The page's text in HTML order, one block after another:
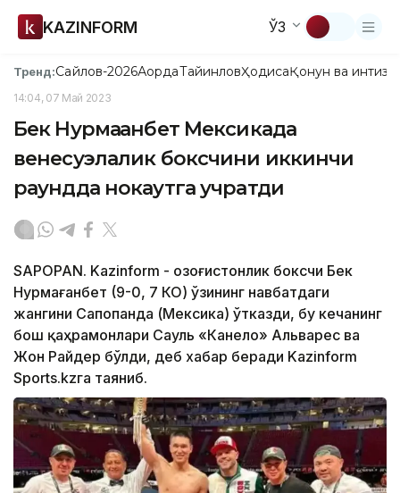
KAZINFORM ЎЗ
Тренд:Сайлов-2026АқордаТайинловҲодисаҚонун ва
14:04, 07 Май 2023
Бек Нурмағанбет Мексикада
венесуэлалик боксчини иккинчи
раундда нокаутга учратди
SAPOPAN. Kazinform - Қозоғистонлик боксчи Бек
Нурмағанбет (9-0, 7 КО) ўзининг навбатдаги
жангини Сапопанда (Мексика) ўтказди, бу кечанинг
бош қаҳрамонлари Сауль «Канело» Альварес ва
Жон Райдер бўлди, деб хабар беради Kazinform
Sports.kzга таяниб.